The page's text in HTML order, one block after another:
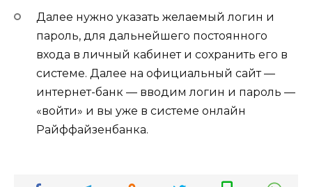
Далее нужно указать желаемый логин и
пароль, для дальнейшего постоянного
входа в личный кабинет и сохранить его в
системе. Далее на официальный сайт —
интернет-банк — вводим логин и пароль —
«войти» и вы уже в системе онлайн
Райффайзенбанка.